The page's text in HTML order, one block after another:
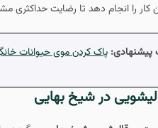
کار را انجام دهد تا رضایت حداکثری
پیشنهادی: پاک کردن موی حیوانات
در شیخ بهایی